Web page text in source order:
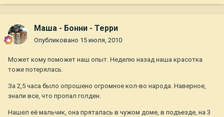
Маша - Бонни - Терри
Опубликовано 15 июля, 2010
Может кому поможет наш опыт. Неделю назад наша красотка
тоже потерялась.
За 2,5 часа было опрошено огромное кол-во народа. Наверное,
знали все, что пропал голден.
Нашел её мальчик, она пряталась в чужом доме, в подъезде, на 3